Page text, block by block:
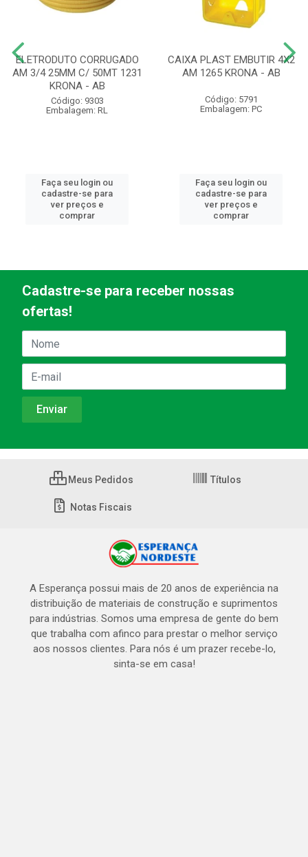
ELETRODUTO CORRUGADO
AM 3/4 25MM C/ 50MT 1231
KRONA - AB
Código: 9303
Embalagem: RL
Faça seu login ou
cadastre-se para
ver preços e
comprar
CAIXA PLAST EMBUTIR 4X2
AM 1265 KRONA - AB
Código: 5791
Embalagem: PC
Faça seu login ou
cadastre-se para
ver preços e
comprar
Cadastre-se para receber nossas
ofertas!
Meus Pedidos Títulos
Notas Fiscais
A Esperança possui mais de 20 anos de experiência na
distribuição de materiais de construção e suprimentos
para indústrias. Somos uma empresa de gente do bem
que trabalha com afinco para prestar o melhor serviço
aos nossos clientes. Para nós é um prazer recebe-lo,
sinta-se em casa!